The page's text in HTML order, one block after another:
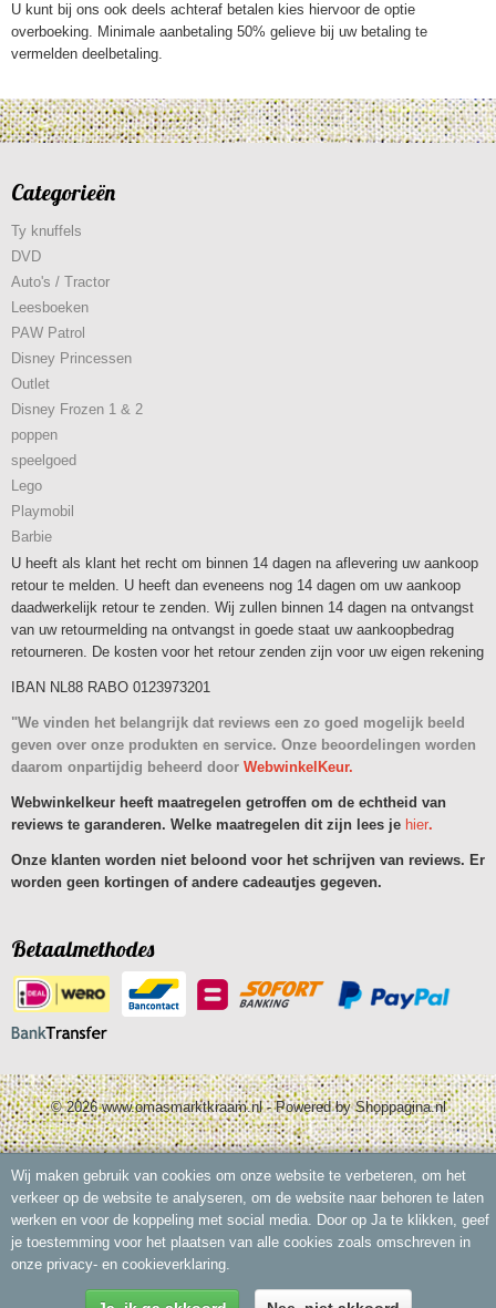
U kunt bij ons ook deels achteraf betalen kies hiervoor de optie
overboeking. Minimale aanbetaling 50% gelieve bij uw betaling te
vermelden deelbetaling.
Categorieën
Ty knuffels
DVD
Auto's / Tractor
Leesboeken
PAW Patrol
Disney Princessen
Outlet
Disney Frozen 1 & 2
poppen
speelgoed
Lego
Playmobil
Barbie
U heeft als klant het recht om binnen 14 dagen na aflevering uw aankoop
retour te melden. U heeft dan eveneens nog 14 dagen om uw aankoop
daadwerkelijk retour te zenden. Wij zullen binnen 14 dagen na ontvangst
van uw retourmelding na ontvangst in goede staat uw aankoopbedrag
retourneren. De kosten voor het retour zenden zijn voor uw eigen rekening
IBAN NL88 RABO 0123973201
"We vinden het belangrijk dat reviews een zo goed mogelijk beeld
geven over onze produkten en service. Onze beoordelingen worden
daarom onpartijdig beheerd door WebwinkelKeur.
Webwinkelkeur heeft maatregelen getroffen om de echtheid van
reviews te garanderen. Welke maatregelen dit zijn lees je hier.
Onze klanten worden niet beloond voor het schrijven van reviews. Er
worden geen kortingen of andere cadeautjes gegeven.
Betaalmethodes
© 2026 www.omasmarktkraam.nl - Powered by Shoppagina.nl
Wij maken gebruik van cookies om onze website te verbeteren, om het
verkeer op de website te analyseren, om de website naar behoren te laten
werken en voor de koppeling met social media. Door op Ja te klikken, geef
je toestemming voor het plaatsen van alle cookies zoals omschreven in
onze privacy- en cookieverklaring.